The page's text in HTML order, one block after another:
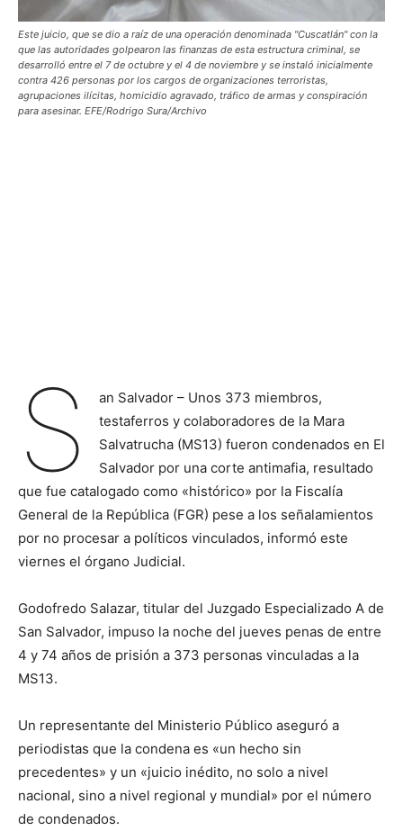
Este juicio, que se dio a raíz de una operación denominada "Cuscatlán" con la
que las autoridades golpearon las finanzas de esta estructura criminal, se
desarrolló entre el 7 de octubre y el 4 de noviembre y se instaló inicialmente
contra 426 personas por los cargos de organizaciones terroristas,
agrupaciones ilícitas, homicidio agravado, tráfico de armas y conspiración
para asesinar. EFE/Rodrigo Sura/Archivo
S
an Salvador – Unos 373 miembros,
testaferros y colaboradores de la Mara
Salvatrucha (MS13) fueron condenados en El
Salvador por una corte antimafia, resultado
que fue catalogado como «histórico» por la Fiscalía
General de la República (FGR) pese a los señalamientos
por no procesar a políticos vinculados, informó este
viernes el órgano Judicial.
Godofredo Salazar, titular del Juzgado Especializado A de
San Salvador, impuso la noche del jueves penas de entre
4 y 74 años de prisión a 373 personas vinculadas a la
MS13.
Un representante del Ministerio Público aseguró a
periodistas que la condena es «un hecho sin
precedentes» y un «juicio inédito, no solo a nivel
nacional, sino a nivel regional y mundial» por el número
de condenados.